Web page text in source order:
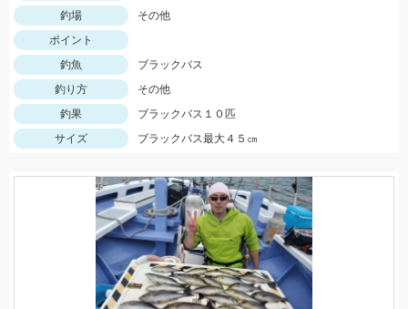
釣場
その他
ポイント
釣魚
ブラックバス
釣り方
その他
釣果
ブラックバス１０匹
サイズ
ブラックバス最大４５㎝